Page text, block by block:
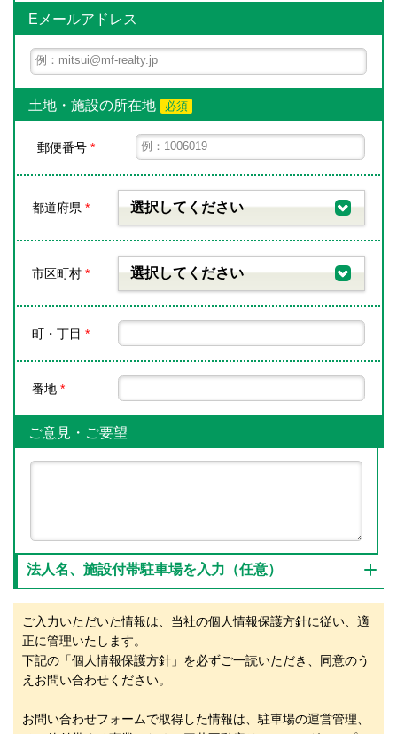
Eメールアドレス
土地・施設の所在地 必須
郵便番号 *
都道府県 * 選択してください
市区町村 * 選択してください
町・丁目 *
番地 *
ご意見・ご要望
法人名、施設付帯駐車場を入力（任意）
ご入力いただいた情報は、当社の個人情報保護方針に従い、適
正に管理いたします。
下記の「個人情報保護方針」を必ずご一読いただき、同意のう
えお問い合わせください。
お問い合わせフォームで取得した情報は、駐車場の運営管理、